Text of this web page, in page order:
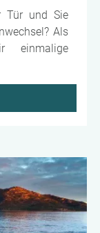
Tür und Sie
Als
einmalige